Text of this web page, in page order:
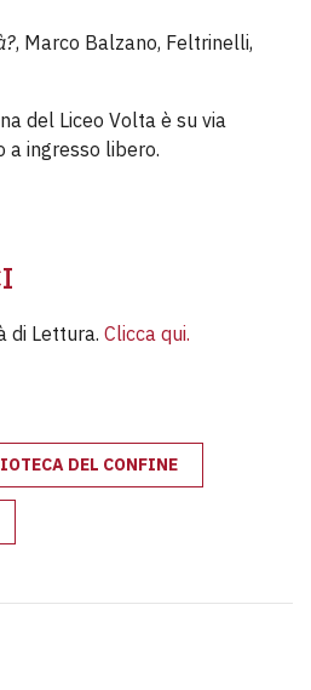
, Marco Balzano, Feltrinelli,
del Liceo Volta è su via
a ingresso libero.
di Lettura. Clicca qui.
DEL CONFINE